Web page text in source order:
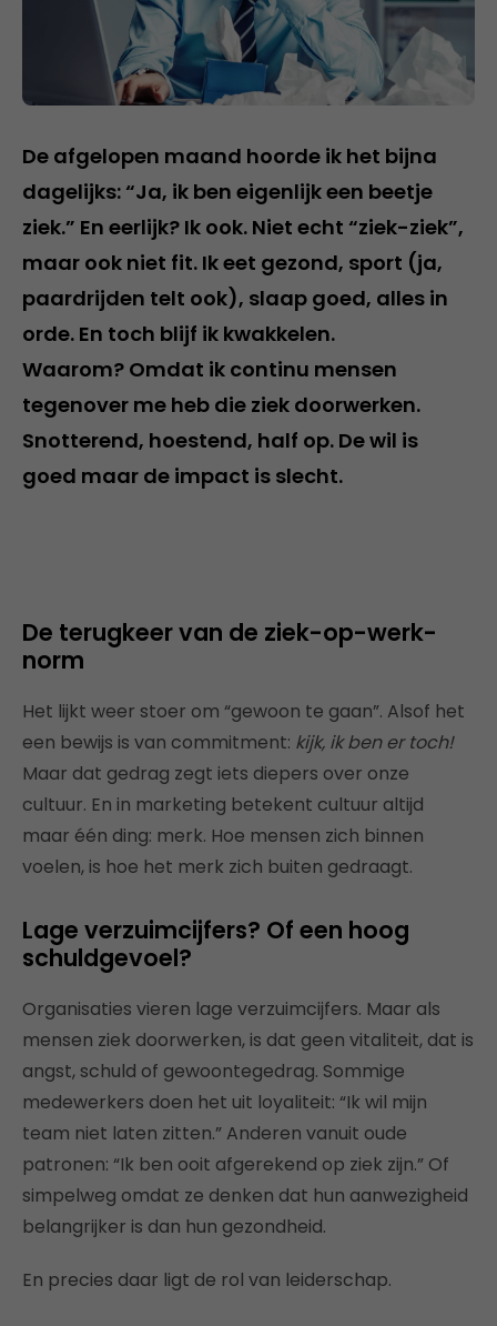
De afgelopen maand hoorde ik het bijna
dagelijks: “Ja, ik ben eigenlijk een beetje
ziek.” En eerlijk? Ik ook. Niet echt “ziek-ziek”,
maar ook niet fit. Ik eet gezond, sport (ja,
paardrijden telt ook), slaap goed, alles in
orde. En toch blijf ik kwakkelen.
Waarom? Omdat ik continu mensen
tegenover me heb die ziek doorwerken.
Snotterend, hoestend, half op. De wil is
goed maar de impact is slecht.
De terugkeer van de ziek-op-werk-
norm
Het lijkt weer stoer om “gewoon te gaan”. Alsof het
een bewijs is van commitment: kijk, ik ben er toch!
Maar dat gedrag zegt iets diepers over onze
cultuur. En in marketing betekent cultuur altijd
maar één ding: merk. Hoe mensen zich binnen
voelen, is hoe het merk zich buiten gedraagt.
Lage verzuimcijfers? Of een hoog
schuldgevoel?
Organisaties vieren lage verzuimcijfers. Maar als
mensen ziek doorwerken, is dat geen vitaliteit, dat is
angst, schuld of gewoontegedrag. Sommige
medewerkers doen het uit loyaliteit: “Ik wil mijn
team niet laten zitten.” Anderen vanuit oude
patronen: “Ik ben ooit afgerekend op ziek zijn.” Of
simpelweg omdat ze denken dat hun aanwezigheid
belangrijker is dan hun gezondheid.
En precies daar ligt de rol van leiderschap.